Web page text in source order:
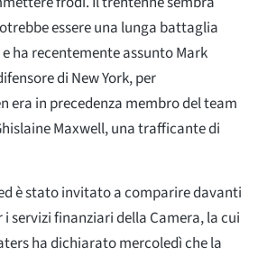
essere una lunga battaglia
ha recentemente assunto Mark
di New York, per
era in precedenza membro del team
Maxwell, una trafficante di
è stato invitato a comparire davanti
servizi finanziari della Camera, la cui
ha dichiarato mercoledì che la